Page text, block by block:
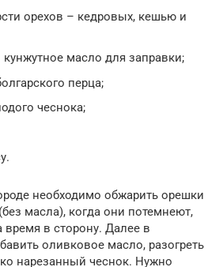
орехов – кедровых, кешью и
масло для заправки;
перца;
чеснока;
необходимо обжарить орешки
масла), когда они потемнеют,
время в сторону. Далее в
оливковое масло, разогреть
нарезанный чеснок. Нужно